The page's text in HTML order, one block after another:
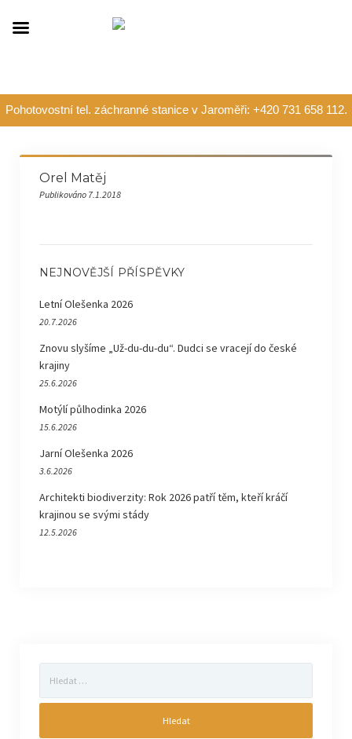
Pohotovostní tel. záchranné stanice v Jaroměři: +420 731 658 112.
Orel Matěj
Publikováno 7.1.2018
NEJNOVĚJŠÍ PŘÍSPĚVKY
Letní Olešenka 2026
20.7.2026
Znovu slyšíme „Už-du-du-du“. Dudci se vracejí do české
krajiny
25.6.2026
Motýlí půlhodinka 2026
15.6.2026
Jarní Olešenka 2026
3.6.2026
Architekti biodiverzity: Rok 2026 patří těm, kteří kráčí
krajinou se svými stády
12.5.2026